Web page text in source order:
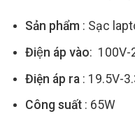
Sản phẩm : Sạc
Điện áp vào: 100V-
Điện áp ra: 19.5V-
Công suất: 65W